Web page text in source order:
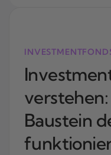
verstehen:
Baustein